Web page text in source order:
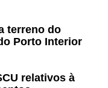
terreno do
Porto Interior
relativos à